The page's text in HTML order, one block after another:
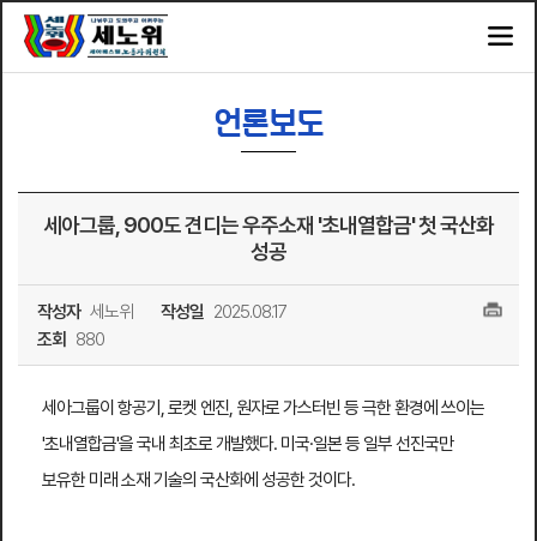
언론보도
세아그룹, 900도 견디는 우주소재 '초내열합금' 첫 국산화
성공
작성자 세노위 작성일 2025.08.17
조회
880
세아그룹이 항공기, 로켓 엔진, 원자로 가스터빈 등 극한 환경에 쓰이는
'초내열합금'을 국내 최초로 개발했다. 미국·일본 등 일부 선진국만
보유한 미래 소재 기술의 국산화에 성공한 것이다.